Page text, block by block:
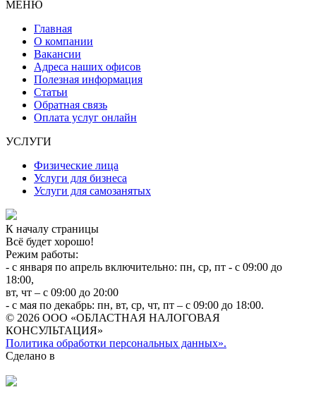
МЕНЮ
Главная
О компании
Вакансии
Адреса наших офисов
Полезная информация
Статьи
Обратная связь
Оплата услуг онлайн
УСЛУГИ
Физические лица
Услуги для бизнеса
Услуги для самозанятых
К началу страницы
Всё будет хорошо!
Режим работы:
- с января по апрель включительно: пн, ср, пт - с 09:00 до
18:00,
вт, чт – с 09:00 до 20:00
- с мая по декабрь: пн, вт, ср, чт, пт – с 09:00 до 18:00.
© 2026 ООО «ОБЛАСТНАЯ НАЛОГОВАЯ
КОНСУЛЬТАЦИЯ»
Политика обработки персональных данных».
Сделано в